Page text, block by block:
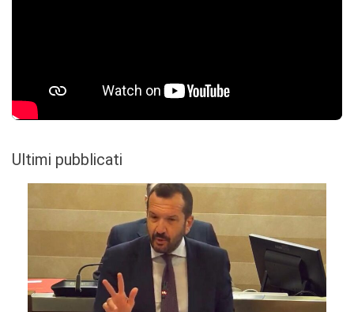
Ultimi pubblicati